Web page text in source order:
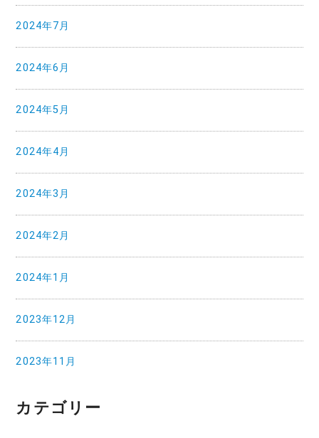
2024年7月
2024年6月
2024年5月
2024年4月
2024年3月
2024年2月
2024年1月
2023年12月
2023年11月
カテゴリー